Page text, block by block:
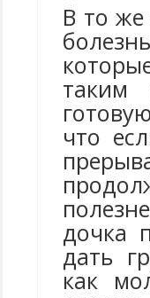
В то же
таким
что
дочка
дать
как